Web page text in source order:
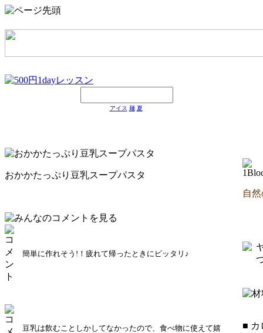
アイス 麺 夏
おかかたっぷり豆乳スープパスタ
簡単に作れそう!！疲れて帰ったときにピッタリ♪
豆乳は飲むことしかしてなかったので、食べ物に使えて嬉
自
■